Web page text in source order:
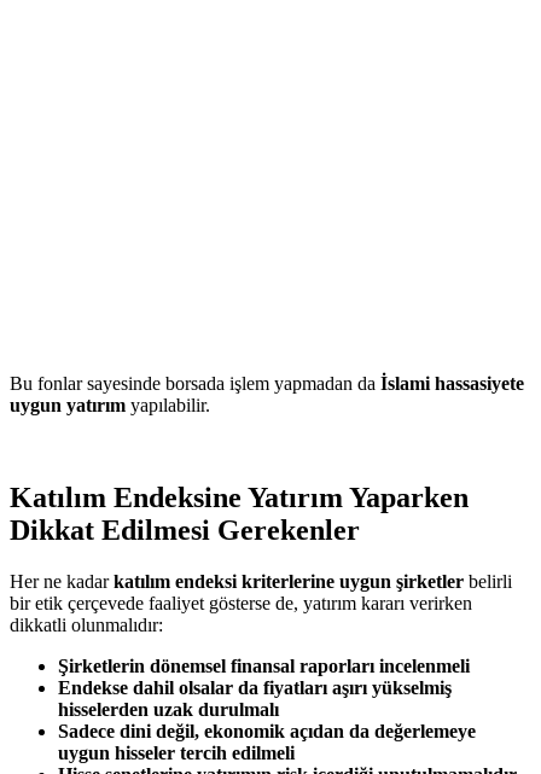
Bu fonlar sayesinde borsada işlem yapmadan da İslami hassasiyete
uygun yatırım yapılabilir.
Katılım Endeksine Yatırım Yaparken
Dikkat Edilmesi Gerekenler
Her ne kadarkatılım endeksi kriterlerine uygun şirketler belirli
bir etik çerçevede faaliyet gösterse de, yatırım kararı verirken
dikkatli olunmalıdır:
Şirketlerin dönemsel finansal raporları incelenmeli
Endekse dahil olsalar da fiyatları aşırı yükselmiş
hisselerden uzak durulmalı
Sadece dini değil, ekonomik açıdan da değerlemeye
uygun hisseler tercih edilmeli